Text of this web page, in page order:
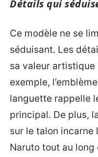
Détails qui
Ce modèle ne se
séduisant. Les
sa valeur
exemple,
languette rappelle
principal. De plus,
sur le talon
Naruto tout au long